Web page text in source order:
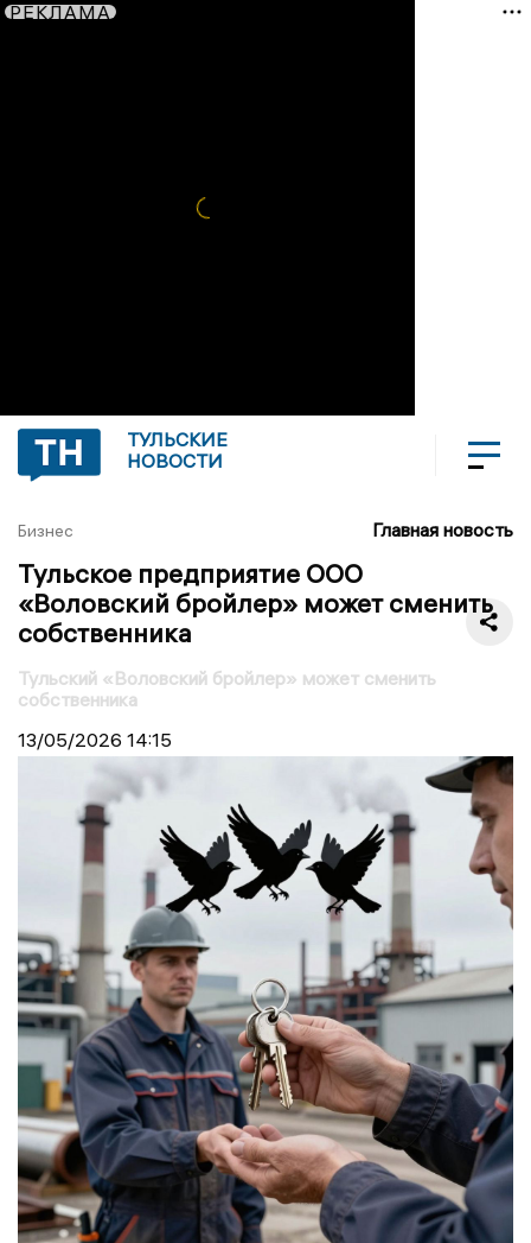
РЕКЛАМА
ТУЛЬСКИЕ
НОВОСТИ
Бизнес Главная новость
Тульское предприятие ООО
«Воловский бройлер» может сменить
собственника
Тульский «Воловский бройлер» может сменить
собственника
13/05/2026 14:15